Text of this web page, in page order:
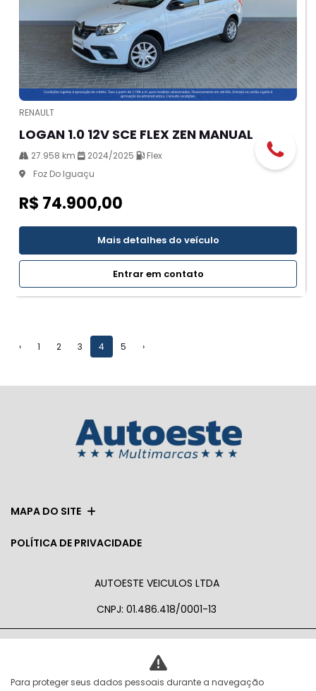
RENAULT
LOGAN 1.0 12V SCE FLEX ZEN MANUAL
27.958 km 2024/2025
Flex
Foz Do Iguaçu
R$ 74.900,00
Mais detalhes do veículo
Entrar em contato
‹ 1 2 3 4 5 ›
MAPA DO SITE
POLÍTICA DE PRIVACIDADE
AUTOESTE VEICULOS LTDA
CNPJ: 01.486.418/0001-13
No trânsito, enxergar o outro salva
Para proteger seus dados pessoais durante a navegação